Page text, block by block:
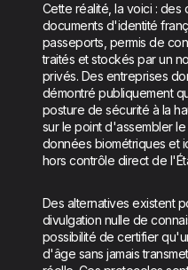
Cette réalité, la voici : des
documents d'identité
passeports, permis de
traités et stockés par un
privés. Des entreprises
démontré publiquement
posture de sécurité à la
sur le point d'assembler
données biométriques et
hors contrôle direct de
Des alternatives existent
divulgation nulle de
possibilité de certifier
d'âge sans jamais